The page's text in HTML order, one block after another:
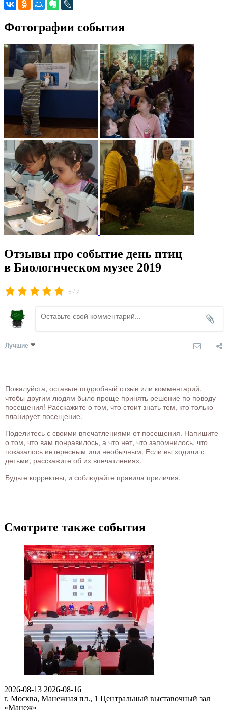
Фотографии события
Отзывы про событие день птиц
в Биологическом музее 2019
5 /2
Лучшие
Пожалуйста, оставьте подробный отзыв или комментарий,
чтобы другим людям было проще принять решение по поводу
посещения! Расскажите о том, что стоит знать тем, кто только
планирует посещение.
Поделитесь с своими впечатлениями от посещения. Напишите
о том, что вам понравилось, а что нет, что запомнилось, что
показалось интересным или необычным. Если вы ходили с
детьми, расскажите об их впечатлениях.
Будьте корректны, и соблюдайте правила приличия.
Смотрите также события
2026-08-13 2026-08-16
г. Москва, Манежная пл., 1 Центральный выставочный зал
«Манеж»